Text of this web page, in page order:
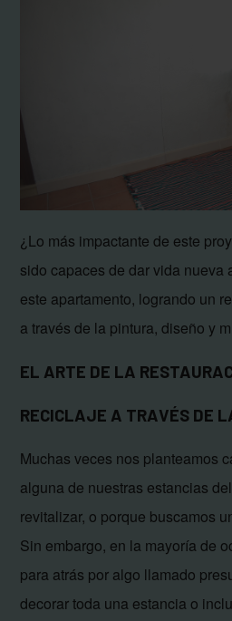
¿Lo más impactante de este
sido capaces de dar vida nueva
este apartamento, logrando un
a través de la pintura, diseño y
EL ARTE DE LA
RECICLAJE A TRAVÉS DE
Muchas veces nos planteamos
alguna de nuestras estancias
revitalizar, o porque buscamos
Sin embargo, en la mayoría de
para atrás por algo llamado
decorar toda una estancia o